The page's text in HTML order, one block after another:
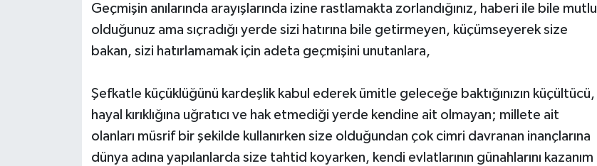
Geçmişin anılarında arayışlarında izine rastlamakta zorlandığınız, haberi ile bile mutlu
olduğunuz ama sıçradığı yerde sizi hatırına bile getirmeyen, küçümseyerek size
bakan, sizi hatırlamamak için adeta geçmişini unutanlara,
Şefkatle küçüklüğünü kardeşlik kabul ederek ümitle geleceğe baktığınızın küçültücü,
hayal kırıklığına uğratıcı ve hak etmediği yerde kendine ait olmayan; millete ait
olanları müsrif bir şekilde kullanırken size olduğundan çok cimri davranan inançlarına
dünya adına yapılanlarda size tahtid koyarken, kendi evlatlarının günahlarını kazanım